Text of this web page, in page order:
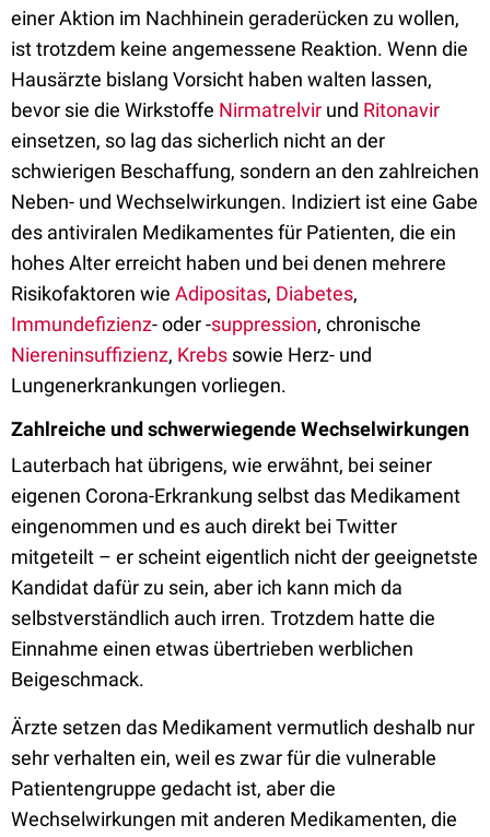
einer Aktion im Nachhinein geraderücken zu wollen,
ist trotzdem keine angemessene Reaktion. Wenn die
Hausärzte bislang Vorsicht haben walten lassen,
bevor sie die Wirkstoffe Nirmatrelvir und Ritonavir
einsetzen, so lag das sicherlich nicht an der
schwierigen Beschaffung, sondern an den zahlreichen
Neben- und Wechselwirkungen. Indiziert ist eine Gabe
des antiviralen Medikamentes für Patienten, die ein
hohes Alter erreicht haben und bei denen mehrere
Risikofaktoren wie Adipositas, Diabetes,
Immundefizienz- oder -suppression, chronische
Niereninsuffizienz, Krebs sowie Herz- und
Lungenerkrankungen vorliegen.
Zahlreiche und schwerwiegende Wechselwirkungen
Lauterbach hat übrigens, wie erwähnt, bei seiner
eigenen Corona-Erkrankung selbst das Medikament
eingenommen und es auch direkt bei Twitter
mitgeteilt – er scheint eigentlich nicht der geeignetste
Kandidat dafür zu sein, aber ich kann mich da
selbstverständlich auch irren. Trotzdem hatte die
Einnahme einen etwas übertrieben werblichen
Beigeschmack.
Ärzte setzen das Medikament vermutlich deshalb nur
sehr verhalten ein, weil es zwar für die vulnerable
Patientengruppe gedacht ist, aber die
Wechselwirkungen mit anderen Medikamenten, die